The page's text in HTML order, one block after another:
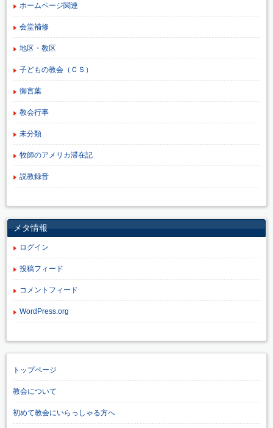
ホームページ関連
会堂補修
地区・教区
子どもの教会（ＣＳ）
御言葉
教会行事
未分類
牧師のアメリカ滞在記
説教録音
メタ情報
ログイン
投稿フィード
コメントフィード
WordPress.org
トップページ
教会について
初めて教会にいらっしゃる方へ